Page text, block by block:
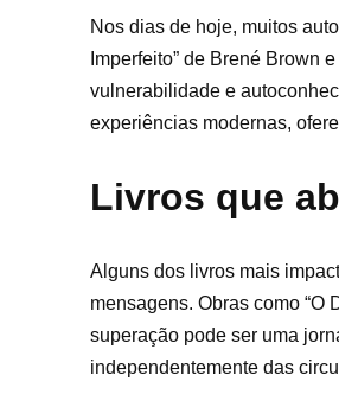
Nos dias de hoje, muitos
Imperfeito” de Brené Brown
vulnerabilidade e
experiências modernas,
Livros que
Alguns dos livros mais
mensagens. Obras como “O
superação pode ser uma
independentemente das